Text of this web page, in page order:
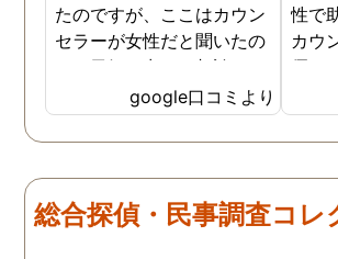
たのですが、ここはカウン
セラーが女性だと聞いたの
で、勇気を出して相談して
みることにしました。感極
まって泣いてしまったり、
感情が表に出すぎてしまう
ださったので安心して悩み
を話せました。他はどうか
google口コミより
性で
カウ
優し
聞
を流
た。
し
いと
総合探偵・民事調査コレ